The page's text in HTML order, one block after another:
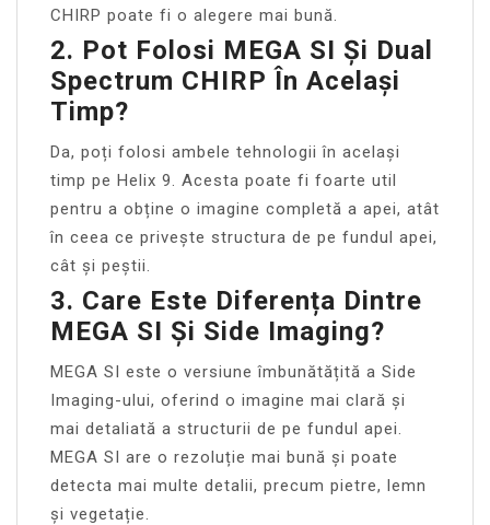
CHIRP poate fi o alegere mai bună.
2. Pot Folosi MEGA SI Și Dual
Spectrum CHIRP În Același
Timp?
Da, poți folosi ambele tehnologii în același
timp pe Helix 9. Acesta poate fi foarte util
pentru a obține o imagine completă a apei, atât
în ceea ce privește structura de pe fundul apei,
cât și peștii.
3. Care Este Diferența Dintre
MEGA SI Și Side Imaging?
MEGA SI este o versiune îmbunătățită a Side
Imaging-ului, oferind o imagine mai clară și
mai detaliată a structurii de pe fundul apei.
MEGA SI are o rezoluție mai bună și poate
detecta mai multe detalii, precum pietre, lemn
și vegetație.